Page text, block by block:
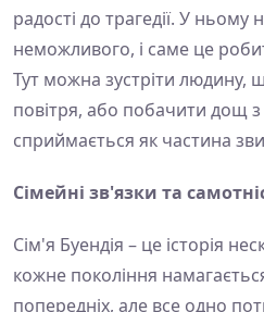
радості до трагедії. У ньому
неможливого, і саме це
Тут можна зустріти людину,
повітря, або побачити дощ з
сприймається як частина
Сімейні зв'язки та
Сім'я Буендія – це історія
кожне покоління
попередніх, але все одно